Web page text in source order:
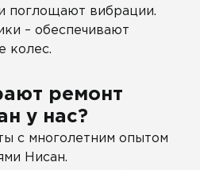
поглощают вибрации.
– обеспечивают
колес.
ремонт
у нас?
с многолетним опытом
Нисан.